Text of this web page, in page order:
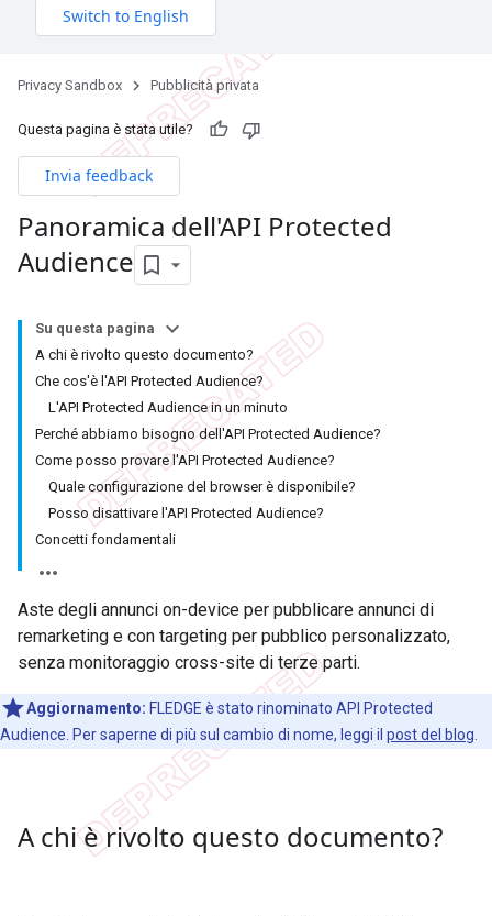
Privacy Sandbox Pubblicità privata
Questa pagina è stata utile?
Invia feedback
Panoramica dell'API Protected
Audience
Su questa pagina
A chi è rivolto questo documento?
Che cos'è l'API Protected Audience?
L'API Protected Audience in un minuto
Perché abbiamo bisogno dell'API Protected Audience?
Come posso provare l'API Protected Audience?
Quale configurazione del browser è disponibile?
Posso disattivare l'API Protected Audience?
Concetti fondamentali
Aste degli annunci on-device per pubblicare annunci di
remarketing e con targeting per pubblico personalizzato,
senza monitoraggio cross-site di terze parti.
Aggiornamento: FLEDGE è stato rinominato API Protected
Audience. Per saperne di più sul cambio di nome, leggi il post del blog
A chi è rivolto questo documento?